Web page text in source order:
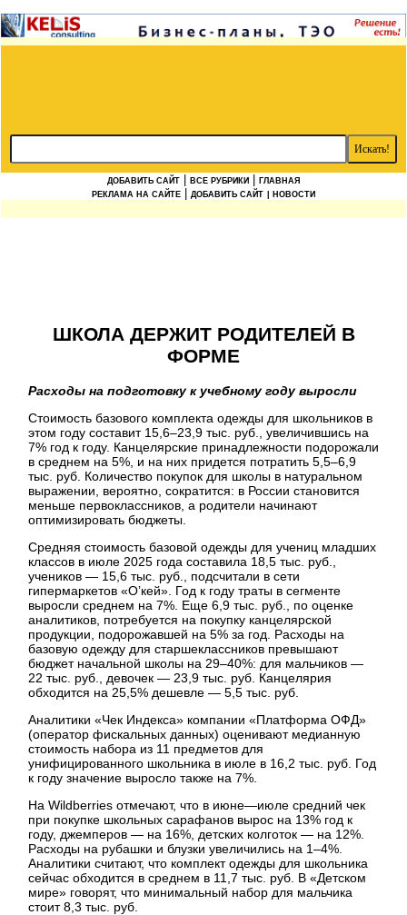
ДОБАВИТЬ САЙТ ВСЕ РУБРИКИ
ГЛАВНАЯ
РЕКЛАМА НА САЙТЕ
ДОБАВИТЬ САЙТ | НОВОСТИ
ШКОЛА ДЕРЖИТ РОДИТЕЛЕЙ В
ФОРМЕ
Расходы на подготовку к учебному году выросли
Стоимость базового комплекта одежды для школьников в
этом году составит 15,6–23,9 тыс. руб., увеличившись на
7% год к году. Канцелярские принадлежности подорожали
в среднем на 5%, и на них придется потратить 5,5–6,9
тыс. руб. Количество покупок для школы в натуральном
выражении, вероятно, сократится: в России становится
меньше первоклассников, а родители начинают
оптимизировать бюджеты.
Средняя стоимость базовой одежды для учениц младших
классов в июле 2025 года составила 18,5 тыс. руб.,
учеников — 15,6 тыс. руб., подсчитали в сети
гипермаркетов «О’кей». Год к году траты в сегменте
выросли среднем на 7%. Еще 6,9 тыс. руб., по оценке
аналитиков, потребуется на покупку канцелярской
продукции, подорожавшей на 5% за год. Расходы на
базовую одежду для старшеклассников превышают
бюджет начальной школы на 29–40%: для мальчиков —
22 тыс. руб., девочек — 23,9 тыс. руб. Канцелярия
обходится на 25,5% дешевле — 5,5 тыс. руб.
Аналитики «Чек Индекса» компании «Платформа ОФД»
(оператор фискальных данных) оценивают медианную
стоимость набора из 11 предметов для
унифицированного школьника в июле в 16,2 тыс. руб. Год
к году значение выросло также на 7%.
На Wildberries отмечают, что в июне—июле средний чек
при покупке школьных сарафанов вырос на 13% год к
году, джемперов — на 16%, детских колготок — на 12%.
Расходы на рубашки и блузки увеличились на 1–4%.
Аналитики считают, что комплект одежды для школьника
сейчас обходится в среднем в 11,7 тыс. руб. В «Детском
мире» говорят, что минимальный набор для мальчика
стоит 8,3 тыс. руб.